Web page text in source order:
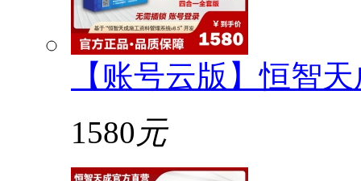
【账号云版】恒智
1580 元